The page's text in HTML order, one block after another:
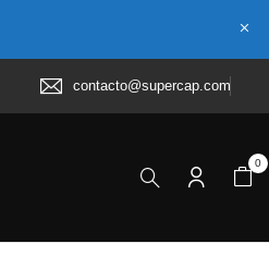
contacto@supercap.com
0